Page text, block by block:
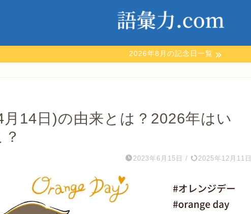
2026年8月の記念日一覧
14日)の由来とは？2026年はい
2023年6月15日 / 2025年12月11日